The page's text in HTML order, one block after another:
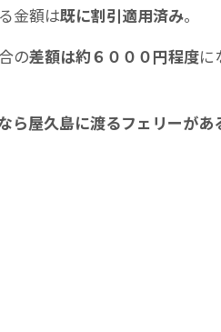
金額は既に割引適用済み。
の差額は約６０００円程度に
ら屋久島に渡るフェリーがあ